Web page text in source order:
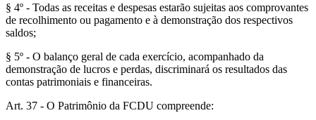
§ 4º - Todas as receitas e despesas estarão sujeitas aos comprovantes
de recolhimento ou pagamento e à demonstração dos respectivos
saldos;
§ 5º - O balanço geral de cada exercício, acompanhado da
demonstração de lucros e perdas, discriminará os resultados das
contas patrimoniais e financeiras.
Art. 37 - O Patrimônio da FCDU compreende: